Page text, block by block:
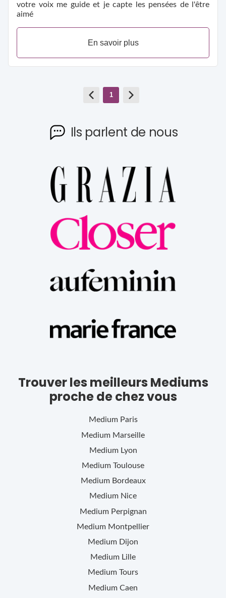
votre voix me guide et je capte les pensées de l'être
aimé
En savoir plus
1
Ils parlent de nous
Trouver les meilleurs Mediums
proche de chez vous
Medium Paris
Medium Marseille
Medium Lyon
Medium Toulouse
Medium Bordeaux
Medium Nice
Medium Perpignan
Medium Montpellier
Medium Dijon
Medium Lille
Medium Tours
Medium Caen